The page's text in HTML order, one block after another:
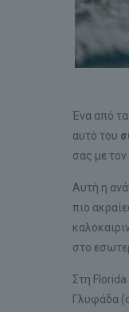
Ένα από τα
αυτό του
σας με
Αυτή η
πιο
στο
Στη
Γλυφάδα